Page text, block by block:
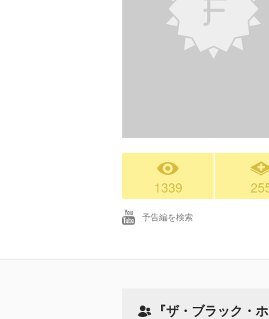
1339
予告編を検索
『ザ・ブラック・